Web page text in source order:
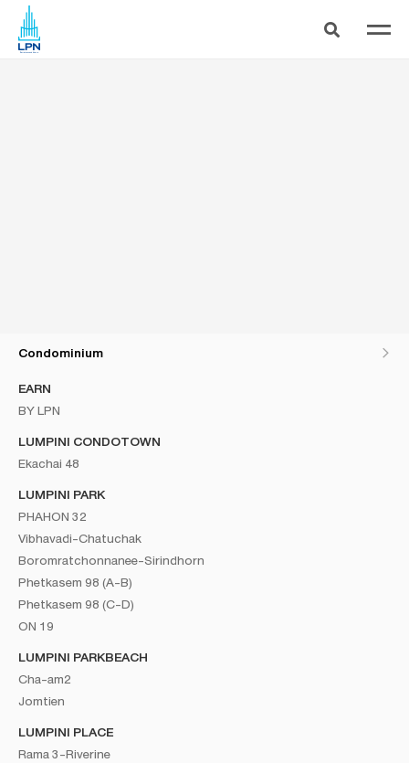
พบกับคอนโดใหม่ใจกลางอ่อนนุช "ลุมพินี พาร์ค ออน ไนน์ทีน" เริ่ม 1.79 ล้าน*
Condominium
EARN
BY LPN
LUMPINI CONDOTOWN
Ekachai 48
LUMPINI PARK
PHAHON 32
Vibhavadi-Chatuchak
Boromratchonnanee-Sirindhorn
Phetkasem 98 (A-B)
Phetkasem 98 (C-D)
ON 19
LUMPINI PARKBEACH
Cha-am2
Jomtien
LUMPINI PLACE
Rama 3-Riverine